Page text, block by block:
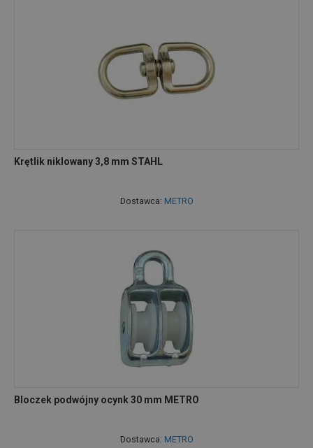
Krętlik niklowany 3,8 mm STAHL
Dostawca: METRO
Bloczek podwójny ocynk 30 mm METRO
Dostawca: METRO